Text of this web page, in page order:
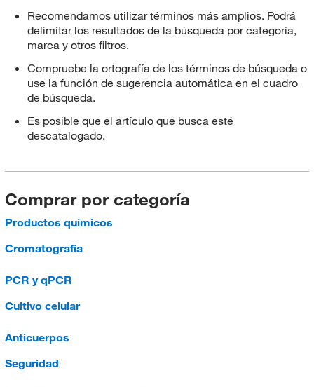
Recomendamos utilizar términos más amplios. Podrá
delimitar los resultados de la búsqueda por categoría,
marca y otros filtros.
Compruebe la ortografía de los términos de búsqueda o
use la función de sugerencia automática en el cuadro
de búsqueda.
Es posible que el artículo que busca esté
descatalogado.
Comprar por categoría
Productos químicos
Cromatografía
PCR y qPCR
Cultivo celular
Anticuerpos
Seguridad